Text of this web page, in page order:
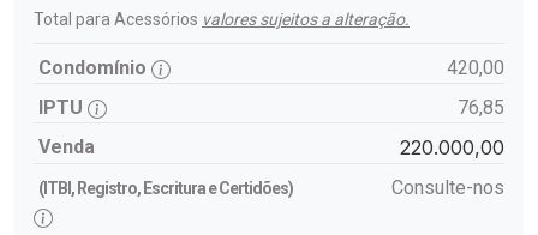
Total para Acessórios valores sujeitos a alteração.
Condomínio
420,00
IPTU
76,85
Venda
220.000,00
(ITBI, Registro, Escritura e Certidões) Consulte-nos